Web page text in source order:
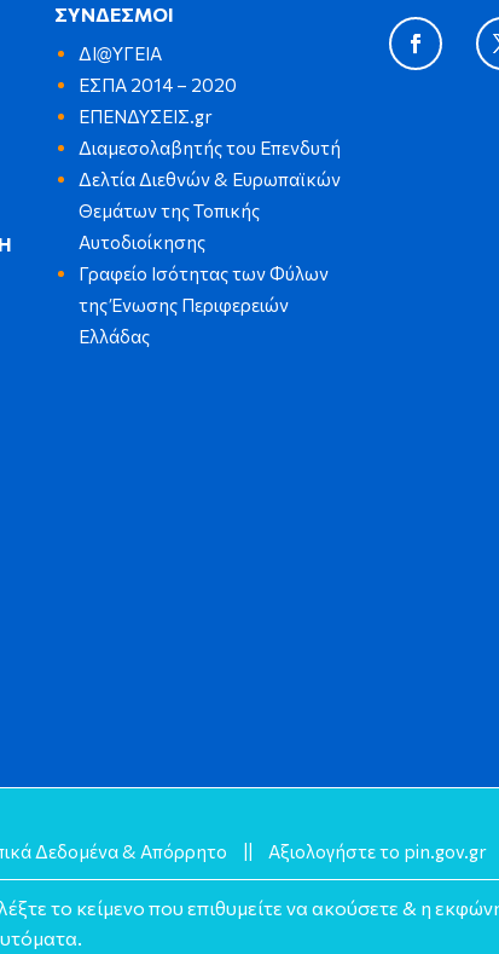
ΣΥΝΔΕΣΜΟΙ
ΔΙ@ΥΓΕΙΑ
ΕΣΠΑ 2014 – 2020
ΕΠΕΝΔΥΣΕΙΣ.gr
Διαμεσολαβητής του Επενδυτή
Δελτία Διεθνών & Ευρωπαϊκών
Θεμάτων της Τοπικής
Αυτοδιοίκησης
Γραφείο Ισότητας των Φύλων
της Ένωσης Περιφερειών
Ελλάδας
Δεδομένα & Απόρρητο Αξιολογήστε το pin.gov.gr
το κείμενο που επιθυμείτε να ακούσετε & η